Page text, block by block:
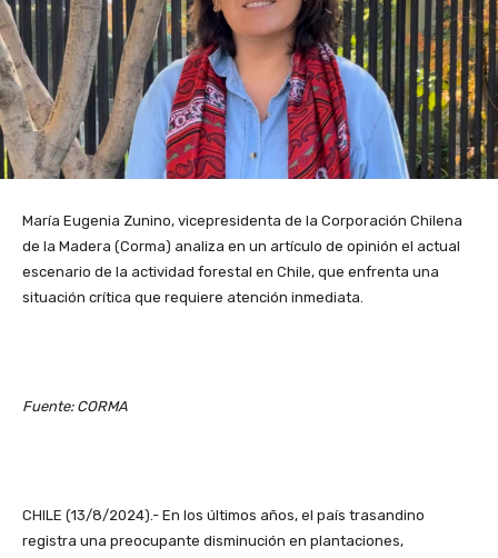
María Eugenia Zunino, vicepresidenta de la Corporación Chilena
de la Madera (Corma) analiza en un artículo de opinión el actual
escenario de la actividad forestal en Chile, que enfrenta una
situación crítica que requiere atención inmediata.
Fuente: CORMA
CHILE (13/8/2024).- En los últimos años, el país trasandino
registra una preocupante disminución en plantaciones,